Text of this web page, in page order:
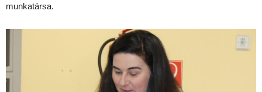
munkatársa.